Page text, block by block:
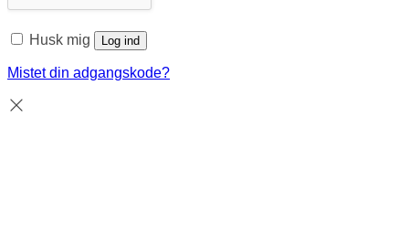
Husk mig Log ind
Mistet din adgangskode?